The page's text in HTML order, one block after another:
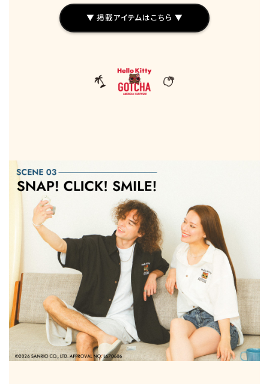
キーワードから探す
search
価格から探す
円 ～ 円
並び順
カテゴリ
▼ 掲載アイテムはこちら ▼